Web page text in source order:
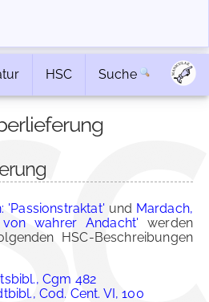
HSC Suche
'Passionstraktat' und Mardach,
wahrer Andacht' werden
HSC-Beschreibungen
Cgm 482
Cod. Cent. VI, 100